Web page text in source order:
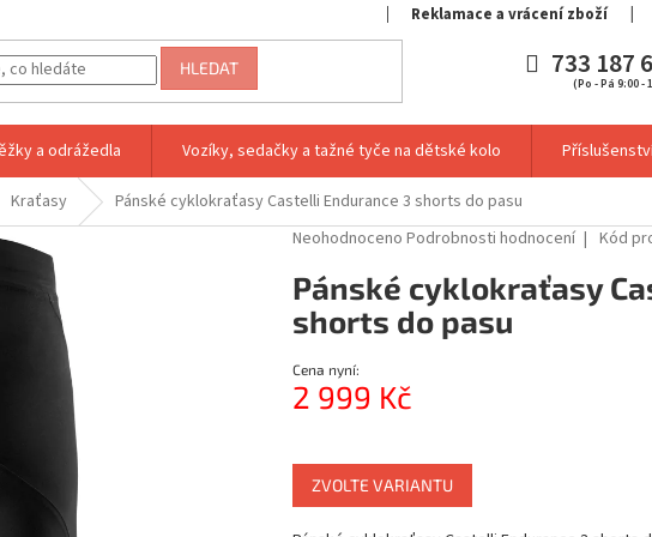
Reklamace a vrácení zboží
HLEDAT 733 187
(Po - Pá 9:00 -
a odrážedla Vozíky, sedačky a tažné tyče na dětské kolo
Kraťasy
Pánské cyklokraťasy Castelli Endurance 3 shorts do pasu
Průměrné
produktu
je
0,0
5
hvězdiček.
Neohodnoceno Podrobnosti hodnocení Kód
Pánské cyklokraťasy
shorts do pasu
Cena nyní:
2 999 Kč
cena:
ZVOLTE VARIANTU